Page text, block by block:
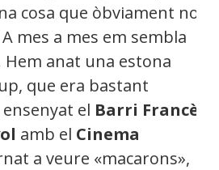
cosa que òbviament no
mes a mes em sembla
anat una estona
que era bastant
el Barri Francès
amb el Cinema
a veure «macarons»,